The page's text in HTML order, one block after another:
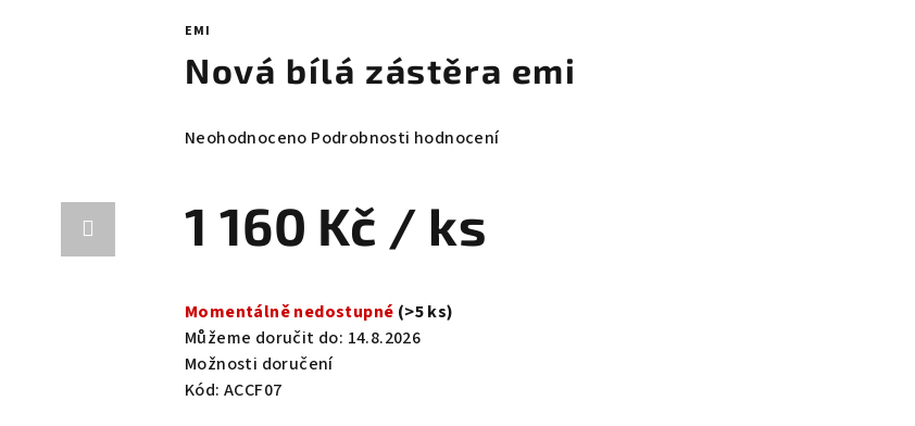
EMI
Nová bílá zástěra emi
Průměrné
je
0,0
hvězdiček.
Neohodnoceno Podrobnosti hodnocení
1 160 Kč / ks
cena:
Momentálně nedostupné (>5 ks)
Můžeme doručit do: 14.8.2026
Možnosti doručení
Kód: ACCF07